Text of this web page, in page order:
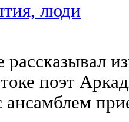
люди
поэт
ансамблем